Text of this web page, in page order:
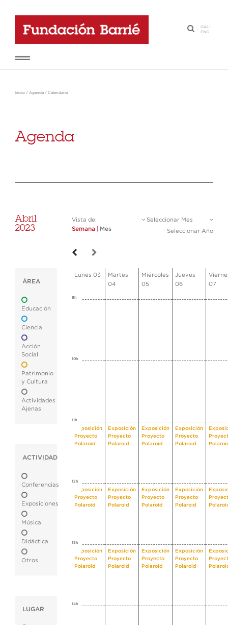
·
GAL-
ENG
Inicio / Agenda / Calendario
Agenda
Abril
2023
Vista de:
Semana
Mes
Seleccionar Mes
Seleccionar Año
ÁREA
Educación
Ciencia
Acción
Social
Patrimonio
y Cultura
Actividades
Ajenas
ACTIVIDAD
Conferencias
Exposiciones
Música
Didáctica
Otros
LUGAR
Lunes 03
Martes
04
Miércoles
05
Jueves
06
07
9h
10h
11h
Exposición
Proyecto
Polaroid
Exposición
Proyecto
Polaroid
Exposición
Proyecto
Polaroid
Exposición
Proyecto
Polaroid
12h
Exposición
Proyecto
Polaroid
Exposición
Proyecto
Polaroid
Exposición
Proyecto
Polaroid
Exposición
Proyecto
Polaroid
13h
Exposición
Proyecto
Polaroid
Exposición
Proyecto
Polaroid
Exposición
Proyecto
Polaroid
Exposición
Proyecto
Polaroid
14h